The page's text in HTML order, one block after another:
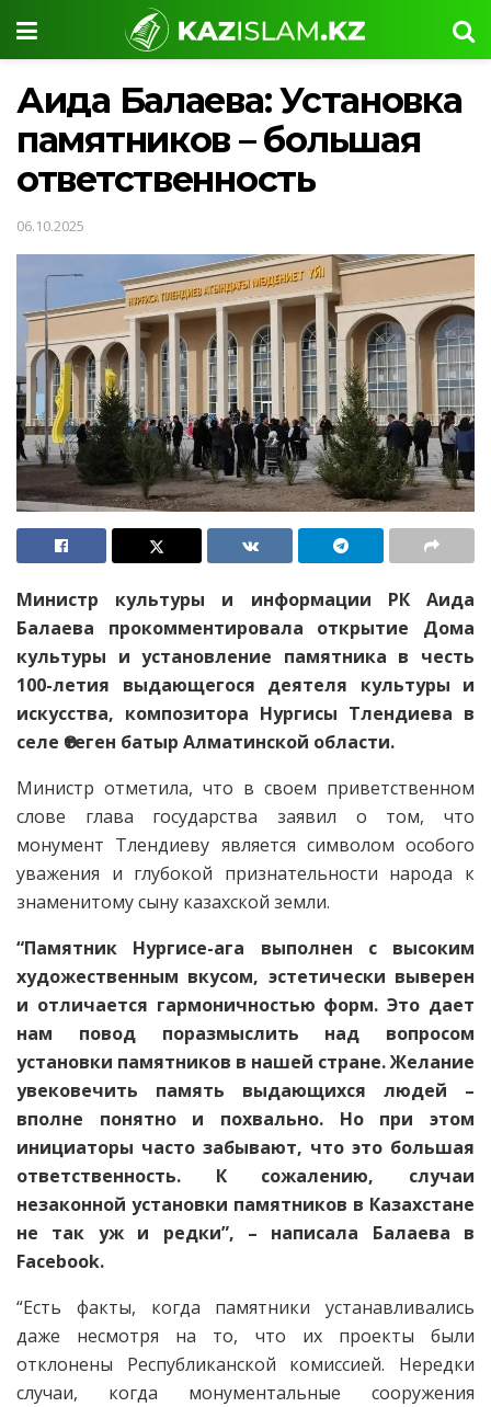
Аида Балаева: Установка
памятников – большая
ответственность
06.10.2025
Министр культуры и информации РК Аида
Балаева прокомментировала открытие Дома
культуры и установление памятника в честь
100-летия выдающегося деятеля культуры и
искусства, композитора Нургисы Тлендиева в
селе Өтеген батыр Алматинской области.
Министр отметила, что в своем приветственном
слове глава государства заявил о том, что
монумент Тлендиеву является символом особого
уважения и глубокой признательности народа к
знаменитому сыну казахской земли.
“Памятник Нургисе-ага выполнен с высоким
художественным вкусом, эстетически выверен
и отличается гармоничностью форм. Это дает
нам повод поразмыслить над вопросом
установки памятников в нашей стране. Желание
увековечить память выдающихся людей –
вполне понятно и похвально. Но при этом
инициаторы часто забывают, что это большая
ответственность. К сожалению, случаи
незаконной установки памятников в Казахстане
не так уж и редки”, – написала Балаева в
Facebook.
“Есть факты, когда памятники устанавливались
даже несмотря на то, что их проекты были
отклонены Республиканской комиссией. Нередки
случаи, когда монументальные сооружения